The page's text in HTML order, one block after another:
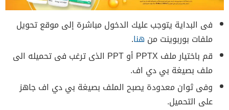
فى البداية يتوجب عليك الدخول مباشرة إلى موقع تحويل
ملفات بوربوينت من هنا.
قم باختيار ملف PPTX أو PPT الذى ترغب فى تحميله الى
ملف بصيغة بي دي اف.
وفى ثوان معدودة يصبح الملف بصيغة بي دي اف جاهز
على التحميل.